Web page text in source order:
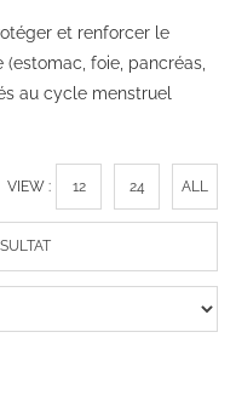
et renforcer le
foie, pancréas,
au cycle menstruel
VIEW : 12 24 ALL